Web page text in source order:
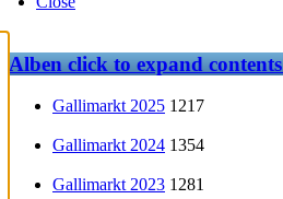
Albenclick to expand contents
Gallimarkt 2025 1217
Gallimarkt 2024 1354
Gallimarkt 2023 1281